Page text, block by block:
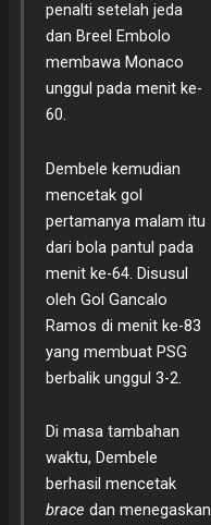
penalti setelah jeda
dan Breel Embolo
membawa Monaco
unggul pada menit ke-
60.
Dembele kemudian
mencetak gol
pertamanya malam itu
dari bola pantul pada
menit ke-64. Disusul
oleh Gol Gancalo
Ramos di menit ke-83
yang membuat PSG
berbalik unggul 3-2.
Di masa tambahan
waktu, Dembele
berhasil mencetak
brace dan menegaskan